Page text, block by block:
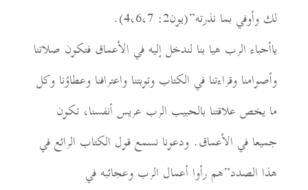
لك وأوفي بما نذرته”(يون2: 4،6،7).
ياأحباء الرب هيا بنا لندخل إليه في الأعماق فتكون صلاتنا
وأصوامنا وقراءتنا في الكتاب وتوبتنا واعترافنا وعطاؤنا وكل
ما يخص علاقتنا بالحبيب الرب عريس أنفسنا، تكون
جميعا في الأعماق. ودعونا نسمع قول الكتاب الرائع في
هذا الصدد”هم رأوا أعمال الرب وعجائبه في